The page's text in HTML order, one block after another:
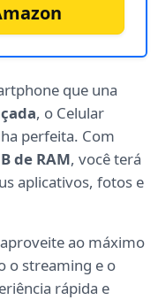
que una
, o Celular
perfeita. Com
de RAM, você terá
aplicativos, fotos e
ao máximo
o streaming e o
rápida e